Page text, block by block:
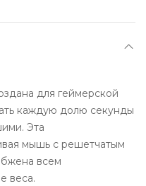
для геймерской
каждую долю секунды
Эта
мышь с решетчатым
всем
веса.